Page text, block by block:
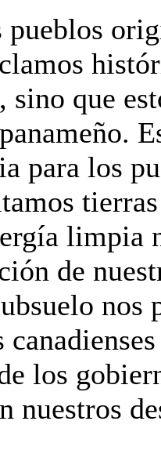
sino que
para los
limpia
de
nos
los
nuestros